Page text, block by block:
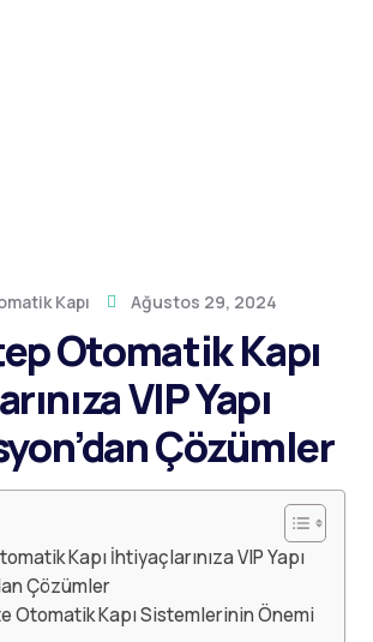
Kapı Ağustos 29, 2024
Otomatik Kapı
VIP Yapı
Çözümler
Kapı İhtiyaçlarınıza VIP Yapı
Çözümler
Otomatik Kapı Sistemlerinin Önemi